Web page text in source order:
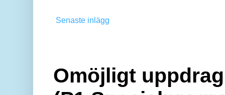
Senaste inlägg
Omöjligt